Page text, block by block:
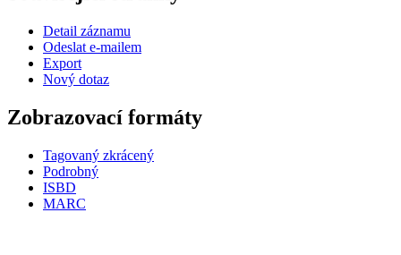
Detail záznamu
Odeslat e-mailem
Export
Nový dotaz
Zobrazovací formáty
Tagovaný zkrácený
Podrobný
ISBD
MARC